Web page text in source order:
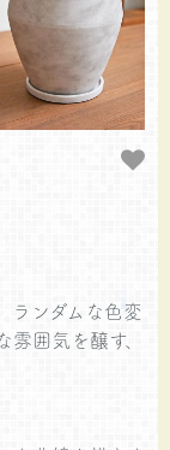
ランダムな色変
囲気を醸す、